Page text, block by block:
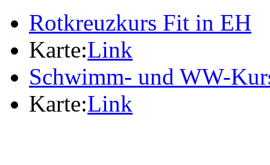
Rotkreuzkurs Fit in EH
Karte:Link
Schwimm- und WW-
Karte:Link